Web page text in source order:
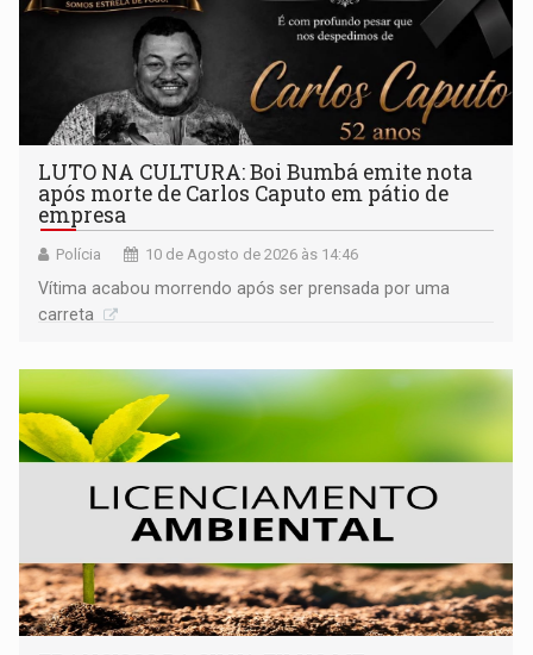
LUTO NA CULTURA: Boi Bumbá emite nota
após morte de Carlos Caputo em pátio de
empresa
Polícia 10 de Agosto de 2026 às 14:46
Vítima acabou morrendo após ser prensada por uma
carreta